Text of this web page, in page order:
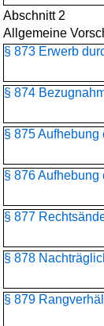
Abschnitt 2
Allgemeine
§ 873 Erwerb
§ 874
§ 875 Aufhebung
§ 876
§ 877
§ 878
§ 879